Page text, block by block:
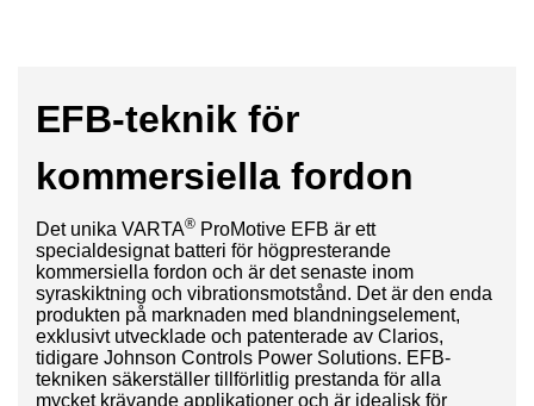
EFB-teknik för
kommersiella fordon
Det unika VARTA® ProMotive EFB är ett
specialdesignat batteri för högpresterande
kommersiella fordon och är det senaste inom
syraskiktning och vibrationsmotstånd. Det är den enda
produkten på marknaden med blandningselement,
exklusivt utvecklade och patenterade av Clarios,
tidigare Johnson Controls Power Solutions. EFB-
tekniken säkerställer tillförlitlig prestanda för alla
mycket krävande applikationer och är idealisk för